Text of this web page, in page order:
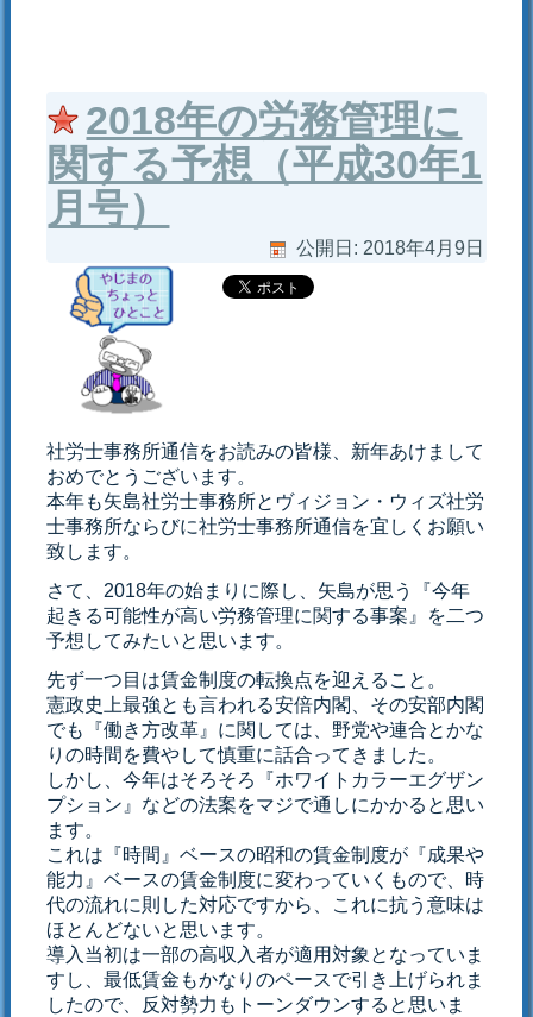
2018年の労務管理に
関する予想（平成30年1
月号）
公開日: 2018年4月9日
社労士事務所通信をお読みの皆様、新年あけまして
おめでとうございます。
本年も矢島社労士事務所とヴィジョン・ウィズ社労
士事務所ならびに社労士事務所通信を宜しくお願い
致します。
さて、2018年の始まりに際し、矢島が思う『今年
起きる可能性が高い労務管理に関する事案』を二つ
予想してみたいと思います。
先ず一つ目は賃金制度の転換点を迎えること。
憲政史上最強とも言われる安倍内閣、その安部内閣
でも『働き方改革』に関しては、野党や連合とかな
りの時間を費やして慎重に話合ってきました。
しかし、今年はそろそろ『ホワイトカラーエグザン
プション』などの法案をマジで通しにかかると思い
ます。
これは『時間』ベースの昭和の賃金制度が『成果や
能力』ベースの賃金制度に変わっていくもので、時
代の流れに則した対応ですから、これに抗う意味は
ほとんどないと思います。
導入当初は一部の高収入者が適用対象となっていま
すし、最低賃金もかなりのペースで引き上げられま
したので、反対勢力もトーンダウンすると思いま